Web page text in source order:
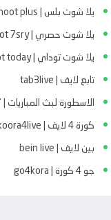
يلا شوت بلس | yalla shoot plus
يلا شوت حصري | Yalla Shoot 7sry
يلا شوت توداي | Yalla Shoot today
تابع لايف | tab3live
الاسطورة لبث المباريات | livehd7
كورة 4 لايف | koora4live
بين لايف | bein live
جو 4 كورة | go4kora